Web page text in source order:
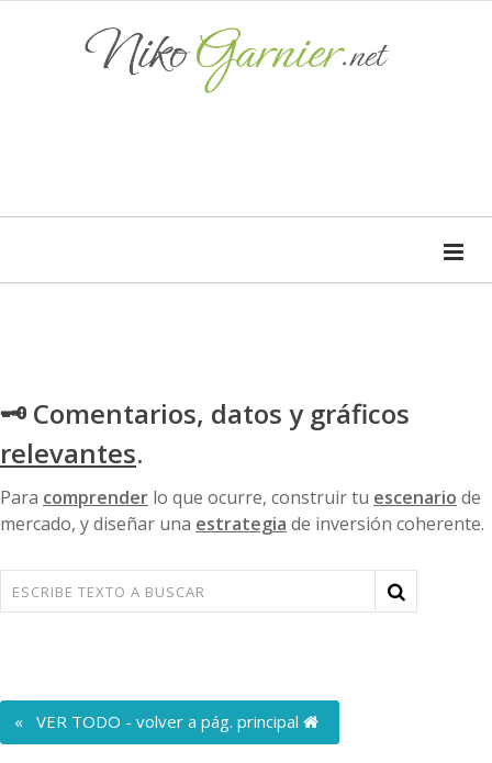
🗝 Comentarios, datos y gráficos
relevantes.
Para comprender lo que ocurre, construir tu escenario de
mercado, y diseñar una estrategia de inversión coherente.
« VER TODO - volver a pág. principal